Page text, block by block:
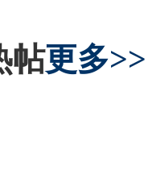
帖更多>>